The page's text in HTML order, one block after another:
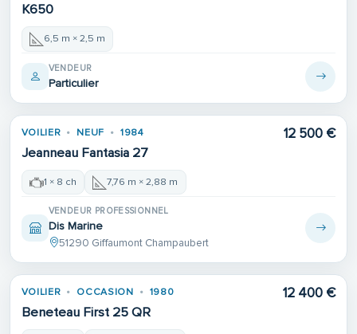
K650
6,5 m × 2,5 m
VENDEUR
Particulier
VOILIER NEUF 1984
Jeanneau Fantasia 27
12 500 €
1 × 8 ch 7,76 m × 2,88 m
VENDEUR PROFESSIONNEL
Dis Marine
51290 Giffaumont Champaubert
VOILIER OCCASION 1980
Beneteau First 25 QR
12 400 €